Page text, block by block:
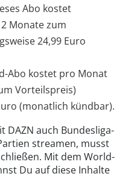
Abo kostet
Monate zum
24,99 Euro
Abo kostet pro Monat
Vorteilspreis)
(monatlich kündbar).
DAZN auch Bundesliga-
streamen, musst
Mit dem World-
Du auf diese Inhalte